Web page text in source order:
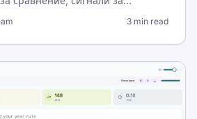
седмица.
3 min read